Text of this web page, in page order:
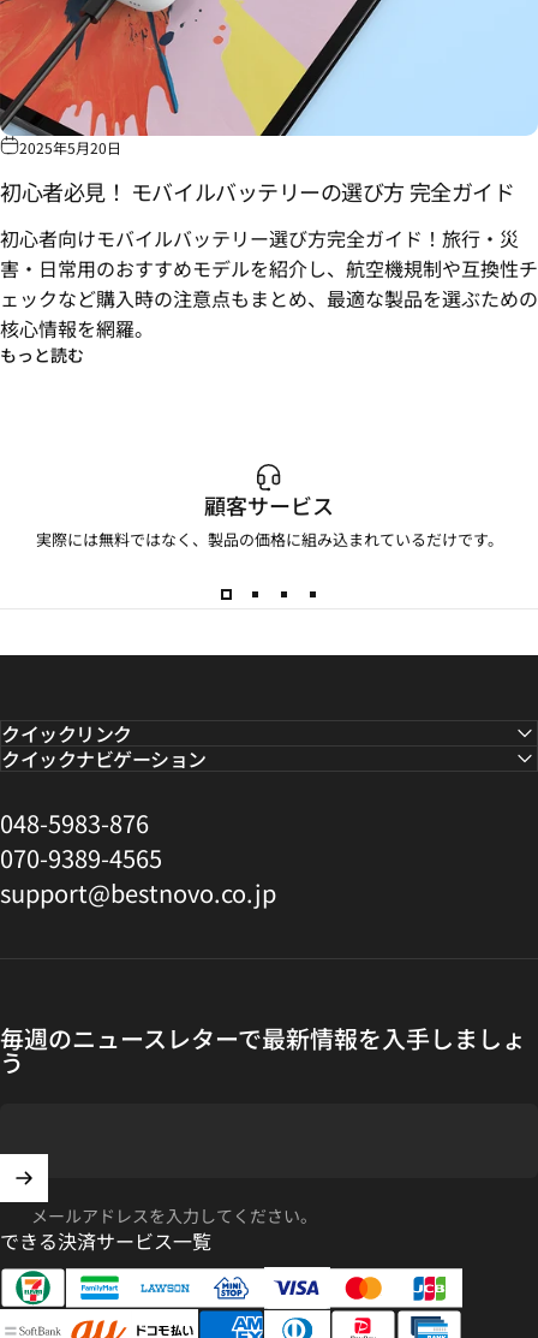
2025年5月20日
初心者必見！ モバイルバッテリーの選び方 完全ガイド
初心者向けモバイルバッテリー選び方完全ガイド！ 旅行・災
害・日常用のおすすめモデルを紹介し、航空機規制や互換性チ
ェックなど購入時の注意点もまとめ、最適な製品を選ぶための
核心情報を網羅。
もっと読む
顧客サービス
実際には無料ではなく、製品の価格に組み込まれているだけです。
クイックリンク
クイックナビゲーション
048-5983-876
070-9389-4565
support@bestnovo.co.jp
毎週のニュースレターで最新情報を入手しましょ
う
メールアドレスを入力してください。
できる決済サービス一覧